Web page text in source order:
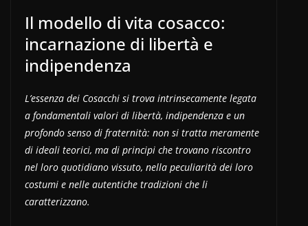
Il modello di vita cosacco:
incarnazione di libertà e
indipendenza
L’essenza dei Cosacchi si trova intrinsecamente legata
a fondamentali valori di libertà, indipendenza e un
profondo senso di fraternità: non si tratta meramente
di ideali teorici, ma di principi che trovano riscontro
nel loro quotidiano vissuto, nella peculiarità dei loro
costumi e nelle autentiche tradizioni che li
caratterizzano.